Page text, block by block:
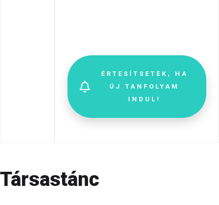
e
ÉRTESÍTSETEK, HA
ÚJ TANFOLYAM
INDUL!
Társastánc